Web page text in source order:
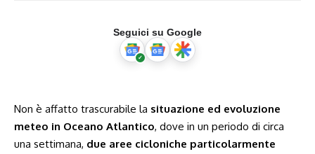
Seguici su Google
Non è affatto trascurabile la situazione ed evoluzione
meteo in Oceano Atlantico, dove in un periodo di circa
una settimana, due aree cicloniche particolarmente